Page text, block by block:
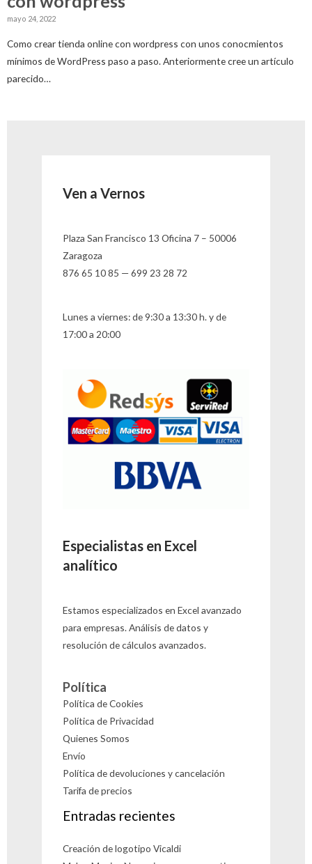
mayo 24, 2022
Como crear tienda online con wordpress con unos conocmientos
mínimos de WordPress paso a paso. Anteriormente cree un artículo
parecido…
Ven a Vernos
Plaza San Francisco 13 Oficina 7 – 50006
Zaragoza
876 65 10 85 — 699 23 28 72
Lunes a viernes: de 9:30 a 13:30 h. y de
17:00 a 20:00
Especialistas en Excel
analítico
Estamos especializados en Excel avanzado
para empresas. Análisis de datos y
resolución de cálculos avanzados.
Política
Política de Cookies
Política de Privacidad
Quienes Somos
Envío
Política de devoluciones y cancelación
Tarifa de precios
Entradas recientes
Creación de logotipo Vicaldi